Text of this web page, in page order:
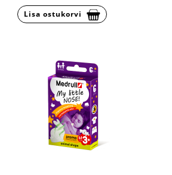
Lisa ostukorvi